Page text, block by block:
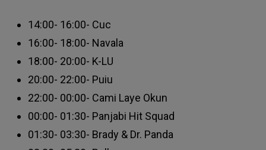
14:00- 16:00- Cuc
16:00- 18:00- Navala
18:00- 20:00- K-LU
20:00- 22:00- Puiu
22:00- 00:00- Cami Laye Okun
00:00- 01:30- Panjabi Hit Squad
01:30- 03:30- Brady & Dr. Panda